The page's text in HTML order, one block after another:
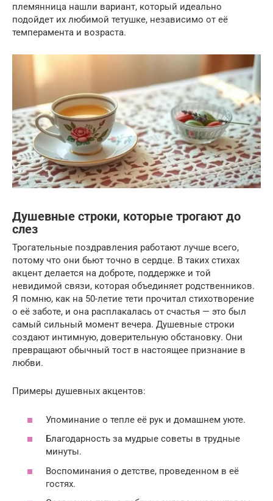
племянница нашли вариант, который идеально
подойдет их любимой тетушке, независимо от её
темперамента и возраста.
Душевные строки, которые трогают до
слез
Трогательные поздравления работают лучше всего,
потому что они бьют точно в сердце. В таких стихах
акцент делается на доброте, поддержке и той
невидимой связи, которая объединяет родственников.
Я помню, как на 50-летие тети прочитал стихотворение
о её заботе, и она расплакалась от счастья — это был
самый сильный момент вечера. Душевные строки
создают интимную, доверительную обстановку. Они
превращают обычный тост в настоящее признание в
любви.
Примеры душевных акцентов:
Упоминание о тепле её рук и домашнем уюте.
Благодарность за мудрые советы в трудные
минуты.
Воспоминания о детстве, проведенном в её
гостях.